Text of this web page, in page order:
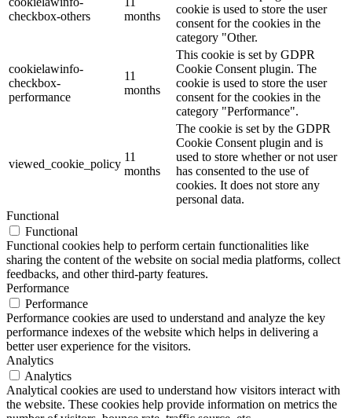
checkbox-others
months
cookie is used to store the user
consent for the cookies in the
category "Other.
cookielawinfo-
checkbox-
performance
11
months
This cookie is set by GDPR
Cookie Consent plugin. The
cookie is used to store the user
consent for the cookies in the
category "Performance".
viewed_cookie_policy
11
months
The cookie is set by the GDPR
Cookie Consent plugin and is
used to store whether or not user
has consented to the use of
cookies. It does not store any
personal data.
Functional
Functional
Functional cookies help to perform certain functionalities like
sharing the content of the website on social media platforms, collect
feedbacks, and other third-party features.
Performance
Performance
Performance cookies are used to understand and analyze the key
performance indexes of the website which helps in delivering a
better user experience for the visitors.
Analytics
Analytics
Analytical cookies are used to understand how visitors interact with
the website. These cookies help provide information on metrics the